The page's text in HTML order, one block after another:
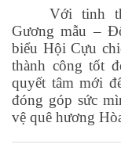
Với tinh
Gương mẫu –
biểu Hội Cựu
thành công tốt
quyết tâm mới
đóng góp sức
vệ quê hương